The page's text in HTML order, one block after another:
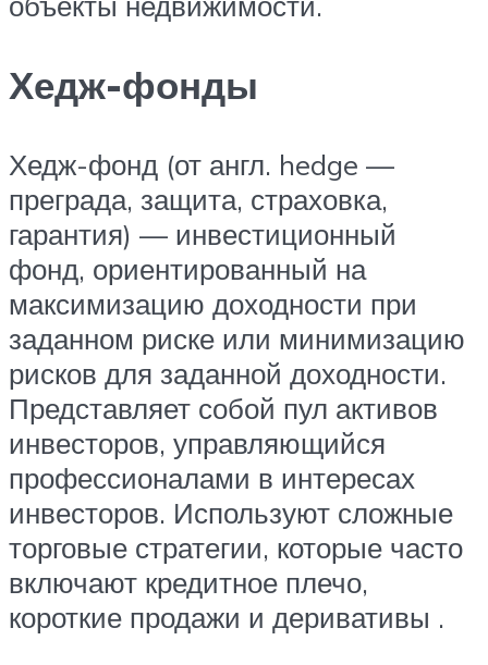
Хедж-фонды
Хедж-фонд (от англ. hedge —
преграда, защита, страховка,
гарантия) — инвестиционный
фонд, ориентированный на
максимизацию доходности при
заданном риске или минимизацию
рисков для заданной доходности.
Представляет собой пул активов
инвесторов, управляющийся
профессионалами в интересах
инвесторов. Используют сложные
торговые стратегии, которые часто
включают кредитное плечо,
короткие продажи и деривативы .